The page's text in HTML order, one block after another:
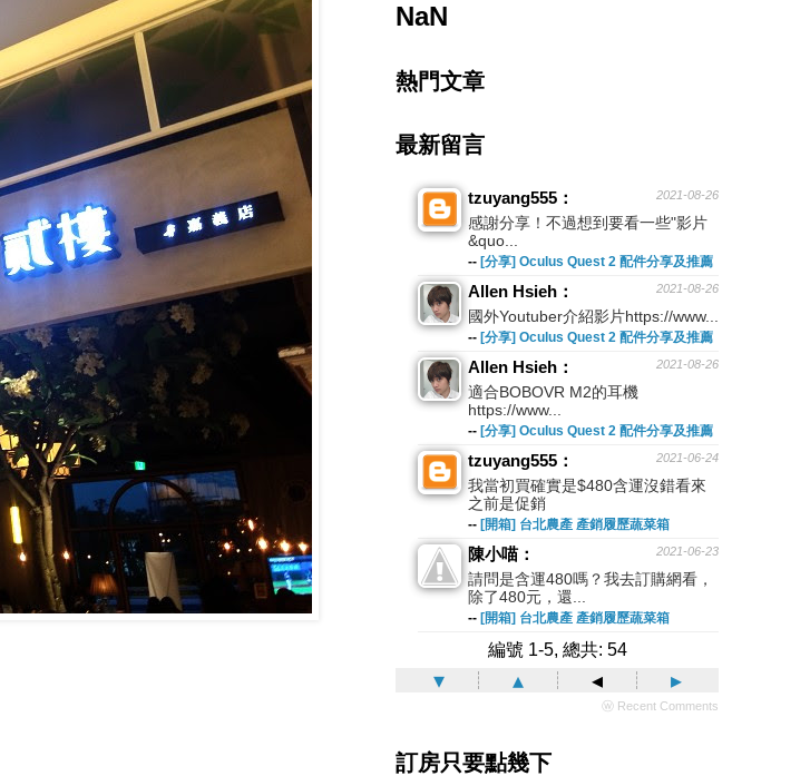
NaN
熱門文章
最新留言
2021-08-26
tzuyang555：
感謝分享！不過想到要看一些"影片
&quo...
-- [分享] Oculus Quest 2 配件分享及推薦
2021-08-26
Allen Hsieh：
國外Youtuber介紹影片https://www...
-- [分享] Oculus Quest 2 配件分享及推薦
2021-08-26
Allen Hsieh：
適合BOBOVR M2的耳機
https://www...
-- [分享] Oculus Quest 2 配件分享及推薦
2021-06-24
tzuyang555：
我當初買確實是$480含運沒錯看來
之前是促銷
-- [開箱] 台北農產 產銷履歷蔬菜箱
2021-06-23
陳小喵：
請問是含運480嗎？我去訂購網看，
除了480元，還...
-- [開箱] 台北農產 產銷履歷蔬菜箱
編號 1-5, 總共: 54
▾ ▴ ◂ ▸
ⓦ Recent Comments
訂房只要點幾下